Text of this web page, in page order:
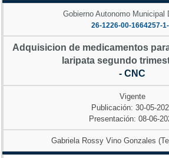
Gobierno Autonomo Municipal
26-1226-00-1664257-
Adquisicion de medicamentos
laripata segundo
- CNC
Vigente
Publicación: 30-05-
Presentación: 08-06-
Gabriela Rossy Vino Gonzales